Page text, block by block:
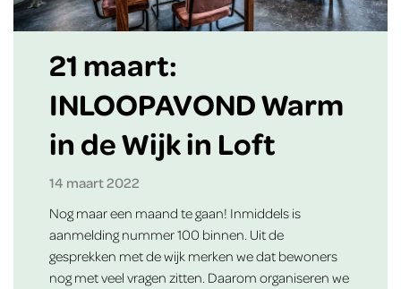
21 maart:
INLOOPAVOND Warm
in de Wijk in Loft
14 maart 2022
Nog maar een maand te gaan! Inmiddels is
aanmelding nummer 100 binnen. Uit de
gesprekken met de wijk merken we dat bewoners
nog met veel vragen zitten. Daarom organiseren we